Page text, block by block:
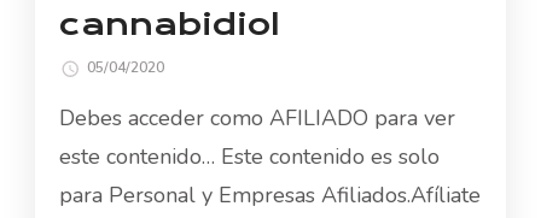
cannabidiol
05/04/2020
Debes acceder como AFILIADO para ver
este contenido… Este contenido es solo
para Personal y Empresas Afiliados.Afíliate